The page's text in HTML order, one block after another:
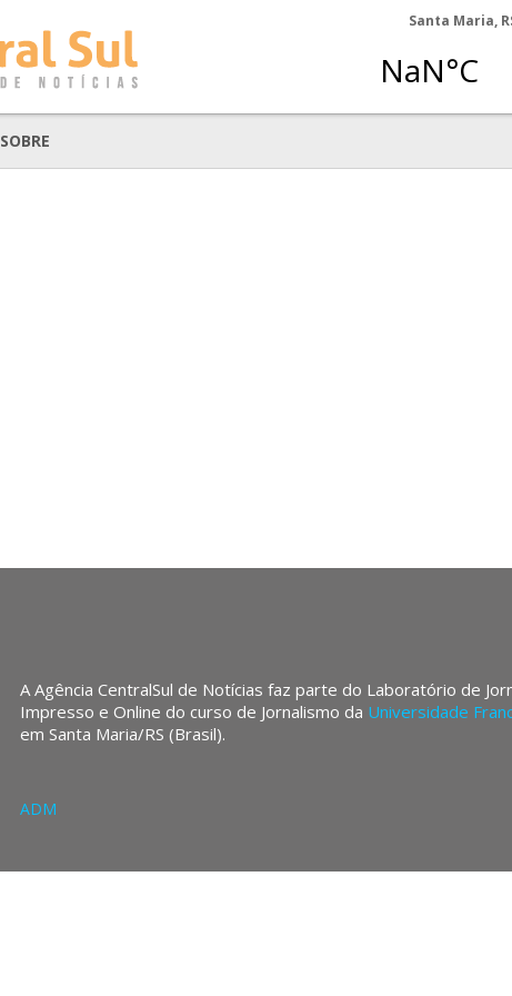
Santa Maria,
SOBRE
A Agência CentralSul de Notícias faz parte do Laboratório de
Impresso e Online do curso de Jornalismo da Universidade
em Santa Maria/RS (Brasil).
ADM